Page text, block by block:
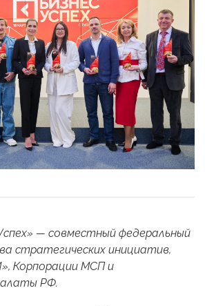
— совместный федеральный
стратегических инициатив,
Корпорации МСП и
РФ.